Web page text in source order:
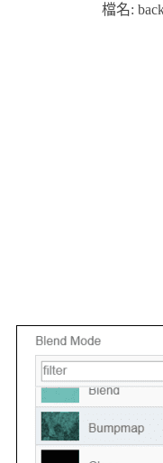
檔名: